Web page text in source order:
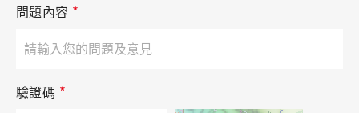
問題內容 *
驗證碼 *